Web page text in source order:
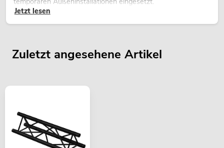
Jetzt lesen
Zuletzt angesehene Artikel